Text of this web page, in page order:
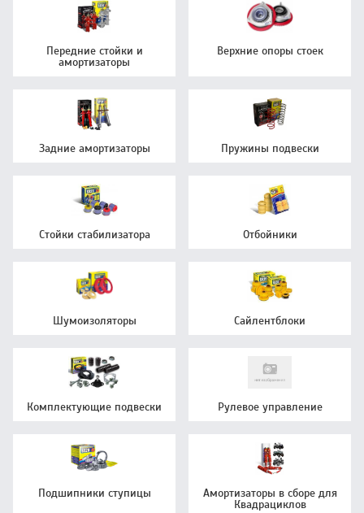
Передние стойки и
амортизаторы
Верхние опоры стоек
Задние амортизаторы Пружины подвески
Стойки стабилизатора Отбойники
Шумоизоляторы Сайлентблоки
Комплектующие подвески Рулевое управление
Подшипники ступицы
Амортизаторы в сборе для
Квадрациклов